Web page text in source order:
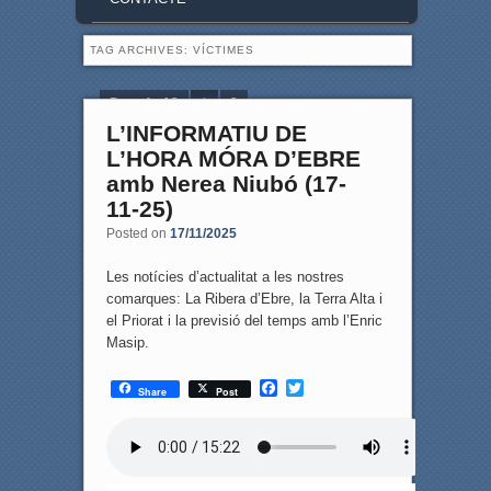
TAG ARCHIVES: VÍCTIMES
Page 1 of 2 1 2
L’INFORMATIU DE
L’HORA MÓRA D’EBRE
amb Nerea Niubó (17-
11-25)
Posted on 17/11/2025
Les notícies d’actualitat a les nostres
comarques: La Ribera d’Ebre, la Terra Alta i
el Priorat i la previsió del temps amb l’Enric
Masip.
Share Post
F
T